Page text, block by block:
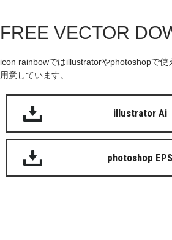
FREE VECTOR
icon rainbowではillustratorやphotoshopで使
用意しています。
illustrator Ai
photoshop EPS